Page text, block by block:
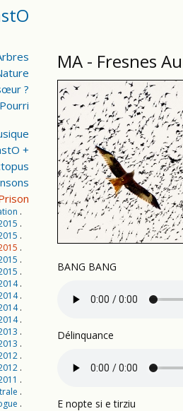
?
+
MA - Fresnes
BANG BANG
Délinquance
E nopte si e tirziu